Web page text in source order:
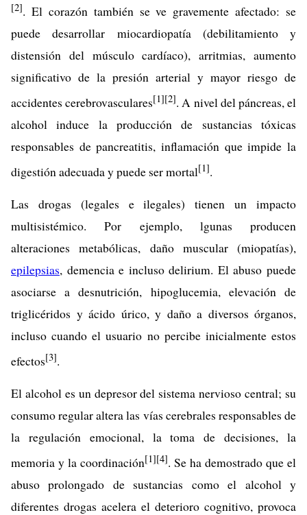
[2]. El corazón también se ve gravemente afectado: se
puede desarrollar miocardiopatía (debilitamiento y
distensión del músculo cardíaco), arritmias, aumento
significativo de la presión arterial y mayor riesgo de
accidentes cerebrovasculares[1][2]. A nivel del páncreas, el
alcohol induce la producción de sustancias tóxicas
responsables de pancreatitis, inflamación que impide la
digestión adecuada y puede ser mortal[1].
Las drogas (legales e ilegales) tienen un impacto
multisistémico. Por ejemplo, lgunas producen
alteraciones metabólicas, daño muscular (miopatías),
epilepsias, demencia e incluso delirium. El abuso puede
asociarse a desnutrición, hipoglucemia, elevación de
triglicéridos y ácido úrico, y daño a diversos órganos,
incluso cuando el usuario no percibe inicialmente estos
efectos[3].
El alcohol es un depresor del sistema nervioso central; su
consumo regular altera las vías cerebrales responsables de
la regulación emocional, la toma de decisiones, la
memoria y la coordinación[1][4]. Se ha demostrado que el
abuso prolongado de sustancias como el alcohol y
diferentes drogas acelera el deterioro cognitivo, provoca